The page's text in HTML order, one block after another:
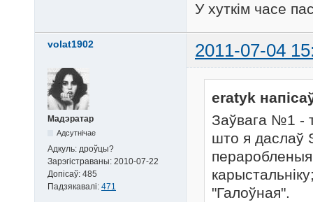
У хуткім часе
volat1902 2011-07-04
Мадэратар
Адсутнічае
Адкуль: дроўцы?
Зарэгістраваны: 2010-07-22
Допісаў: 485
Падзякавалі: 471
eratyk
Заўвага №1 -
што я даслаў
"Галоўная".